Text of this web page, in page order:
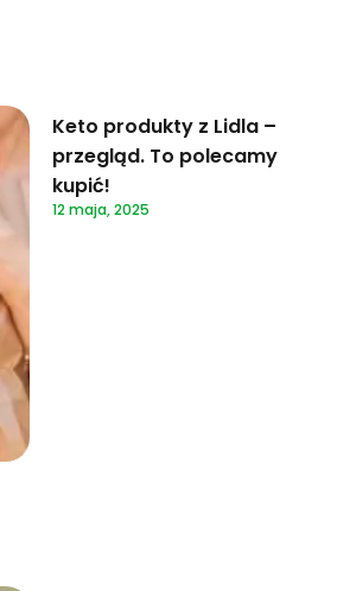
Keto produkty z Lidla –
przegląd. To polecamy
kupić!
12 maja, 2025